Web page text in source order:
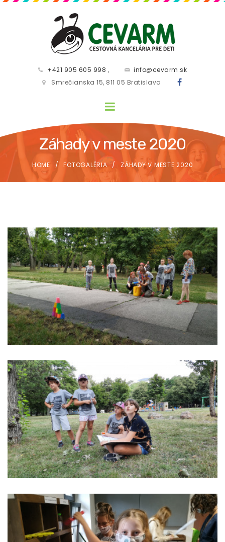
+421 905 605 998 ,
info@cevarm.sk
Smrečianska 15, 811 05 Bratislava
Záhady v meste 2020
HOME FOTOGALÉRIA ZÁHADY V MESTE 2020